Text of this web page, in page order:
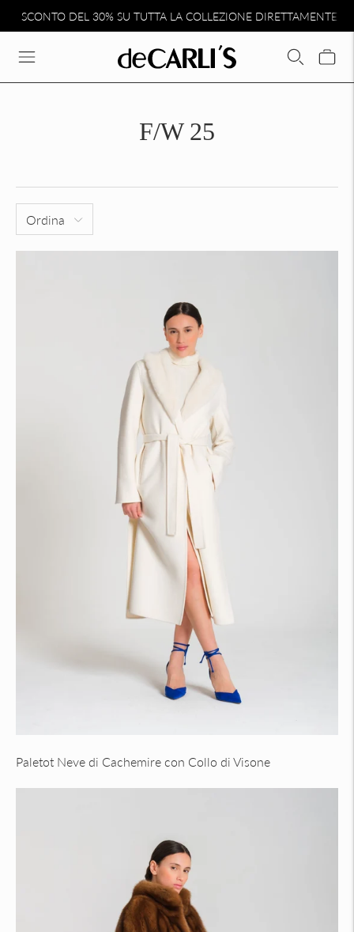
SCONTO DEL 30% SU TUTTA LA COLLEZIONE DIRETTAMENTE
F/W 25
Ordina
Paletot Neve di Cachemire con Collo di Visone